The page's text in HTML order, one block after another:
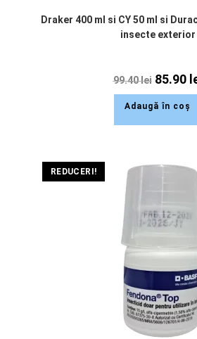
Draker 400 ml si CY 50 ml si
insecte exterior
99.40lei 85.90
Adaugă în coș
REDUCERI!